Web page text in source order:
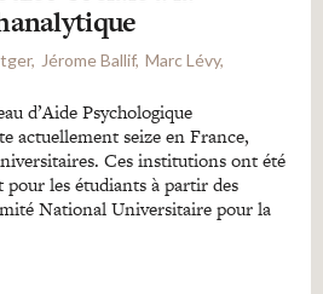
Jérome Ballif Marc Lévy
d’Aide Psychologique
actuellement seize en France,
Ces institutions ont été
pour les étudiants à partir des
National Universitaire pour la